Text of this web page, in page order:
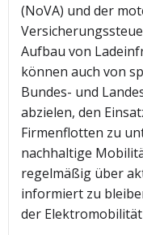
(NoVA) und der
Aufbau von
können auch von
Bundes- und
abzielen, den
Firmenflotten zu
nachhaltige
regelmäßig über
informiert zu
der